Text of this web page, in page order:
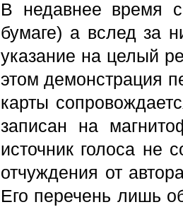
В недавнее время
бумаге) а вслед за
указание на целый
этом демонстрация
карты
записан на
источник голоса не
отчуждения от
Его перечень лишь